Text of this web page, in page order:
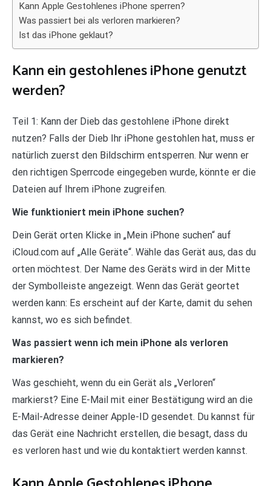
Kann Apple Gestohlenes iPhone sperren?
Was passiert bei als verloren markieren?
Ist das iPhone geklaut?
Kann ein gestohlenes iPhone genutzt
werden?
Teil 1: Kann der Dieb das gestohlene iPhone direkt
nutzen? Falls der Dieb Ihr iPhone gestohlen hat, muss er
natürlich zuerst den Bildschirm entsperren. Nur wenn er
den richtigen Sperrcode eingegeben wurde, könnte er die
Dateien auf Ihrem iPhone zugreifen.
Wie funktioniert mein iPhone suchen?
Dein Gerät orten Klicke in „Mein iPhone suchen“ auf
iCloud.com auf „Alle Geräte“. Wähle das Gerät aus, das du
orten möchtest. Der Name des Geräts wird in der Mitte
der Symbolleiste angezeigt. Wenn das Gerät geortet
werden kann: Es erscheint auf der Karte, damit du sehen
kannst, wo es sich befindet.
Was passiert wenn ich mein iPhone als verloren
markieren?
Was geschieht, wenn du ein Gerät als „Verloren“
markierst? Eine E-Mail mit einer Bestätigung wird an die
E-Mail-Adresse deiner Apple-ID gesendet. Du kannst für
das Gerät eine Nachricht erstellen, die besagt, dass du
es verloren hast und wie du kontaktiert werden kannst.